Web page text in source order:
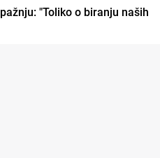
"Toliko o biranju naših